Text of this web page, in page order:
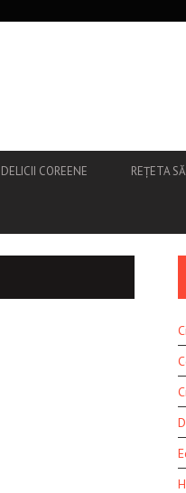
DELICII COREENE REȚETA